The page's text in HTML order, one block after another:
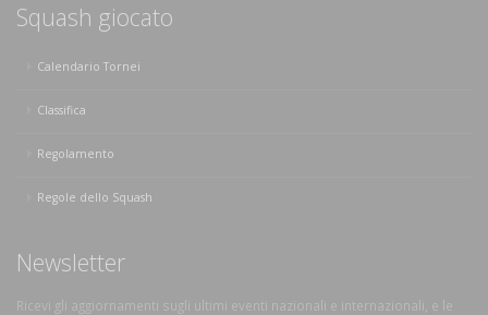
Squash giocato
Calendario Tornei
Classifica
Regolamento
Regole dello Squash
Newsletter
Ricevi gli aggiornamenti sugli ultimi eventi nazionali e internazionali, e le